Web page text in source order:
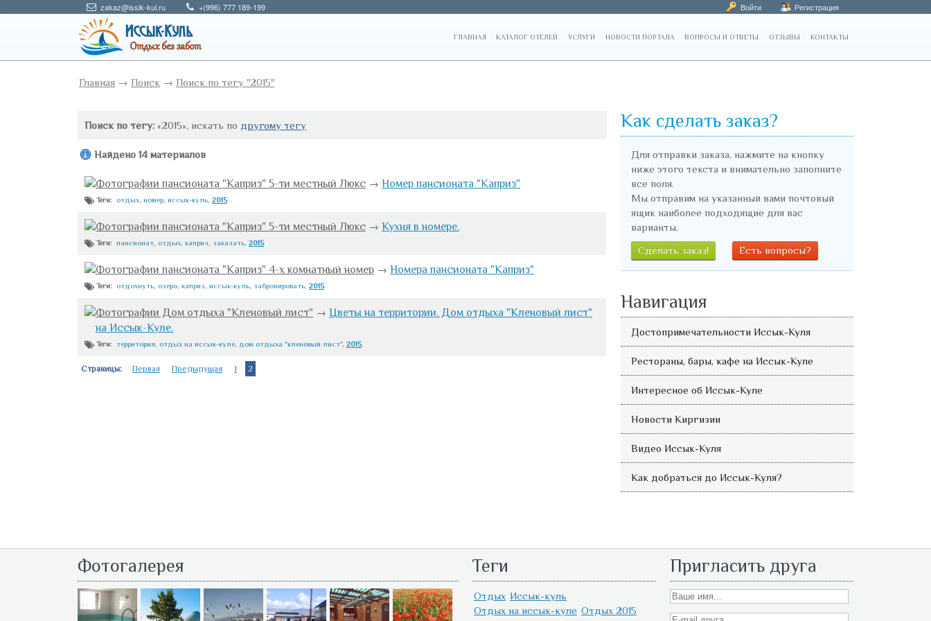
zakaz@issik-kul.ru +(996) 777 189-199 Войти Регистрация
ГЛАВНАЯ КАТАЛОГ ОТЕЛЕЙ УСЛУГИ НОВОСТИ ПОРТАЛА ВОПРОСЫ И ОТВЕТЫ ОТЗЫВЫ КОНТАКТЫ
Главная → Поиск → Поиск по тегу "2015"
Поиск по тегу: «2015», искать по другому тегу
Найдено 14 материалов
Фотографии пансионата "Каприз" 5-ти местный Люкс → Номер пансионата "Каприз"
Теги: отдых номер иссык-куль 2015
Фотографии пансионата "Каприз" 5-ти местный Люкс → Кухня в номере.
Теги: пансионат отдых каприз заказать 2015
Фотографии пансионата "Каприз" 4-х комнатный номер → Номера пансионата "Каприз"
Теги: отдохнуть озеро каприз иссык-куль забронировать 2015
Фотографии Дом отдыха "Кленовый лист" → Цветы на территории. Дом отдыха "Кленовый лист"
на Иссык-Куле.
Теги: территория отдых на иссык-куле дом отдыха "кленовый лист", 2015
Страницы: Первая Предыдущая 1 2
Как сделать заказ?
Для отправки заказа, нажмите на кнопку
ниже этого текста и внимательно заполните
все поля.
Мы отправим на указанный вами почтовый
ящик наиболее подходящие для вас
варианты.
Сделать заказ!
Есть вопросы?
Навигация
Достопримечательности Иссык-Куля
Рестораны, бары, кафе на Иссык-Куле
Интересное об Иссык-Куле
Новости Киргизии
Видео Иссык-Куля
Как добраться до Иссык-Куля?
Фотогалерея Теги
Отдых Иссык-куль
Отдых на иссык-куле Отдых 2015
Пригласить друга